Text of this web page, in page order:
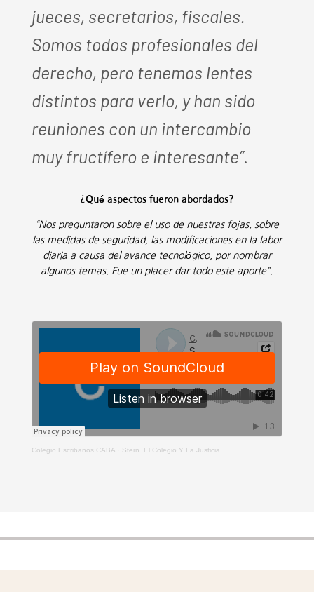
jueces, secretarios, fiscales.
Somos todos profesionales del
derecho, pero tenemos lentes
distintos para verlo, y han sido
reuniones con un intercambio
muy fructífero e interesante”.
¿Qué aspectos fueron abordados?
“Nos preguntaron sobre el uso de nuestras fojas, sobre
las medidas de seguridad, las modificaciones en la labor
diaria a causa del avance tecnológico, por nombrar
algunos temas. Fue un placer dar todo este aporte”.
Colegio Escribanos CABA · Stern. El Colegio Y La Justicia